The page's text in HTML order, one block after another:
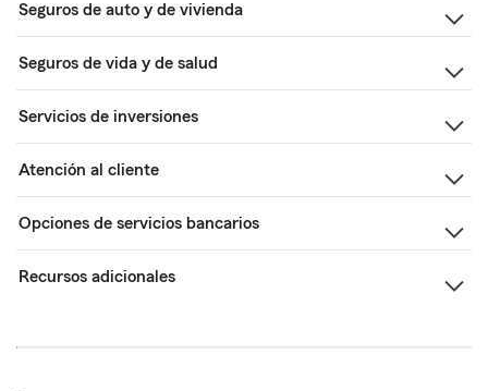
Seguros de auto y de vivienda
Seguros de vida y de salud
Servicios de inversiones
Atención al cliente
Opciones de servicios bancarios
Recursos adicionales